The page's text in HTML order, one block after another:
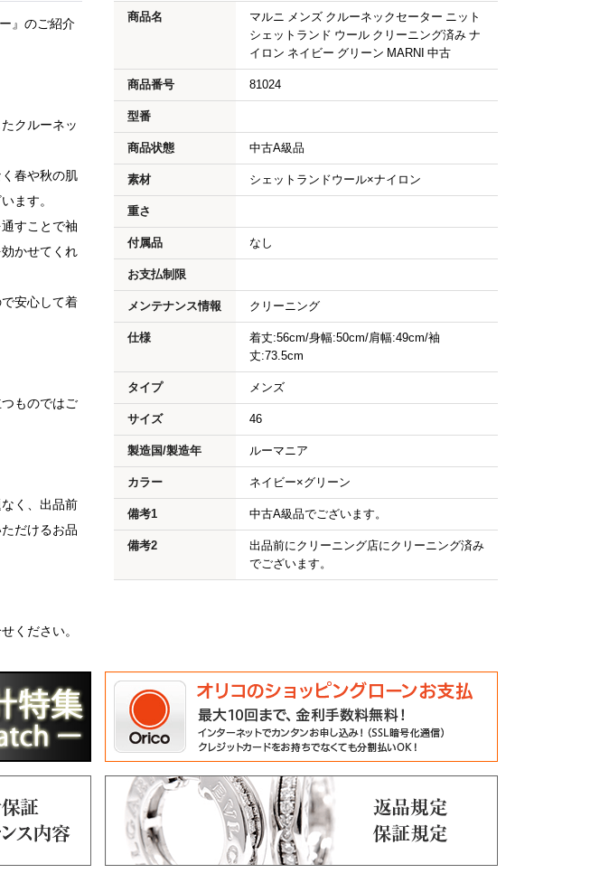
』のご紹介
クルーネッ
春や秋の肌
ます。
すことで袖
かせてくれ
安心して着
ものではご
く、出品前
だけるお品
ください。
商品名
マルニ メンズ クルーネックセーター ニット
シェットランド ウール クリーニング済み ナ
イロン ネイビー グリーン MARNI 中古
商品番号 81024
型番
商品状態 中古A級品
素材 シェットランドウール×ナイロン
重さ
付属品 なし
お支払制限
メンテナンス情報 クリーニング
仕様
着丈:56cm/身幅:50cm/肩幅:49cm/袖
丈:73.5cm
タイプ メンズ
サイズ 46
製造国/製造年 ルーマニア
カラー ネイビー×グリーン
備考1 中古A級品でございます。
備考2
出品前にクリーニング店にクリーニング済み
でございます。